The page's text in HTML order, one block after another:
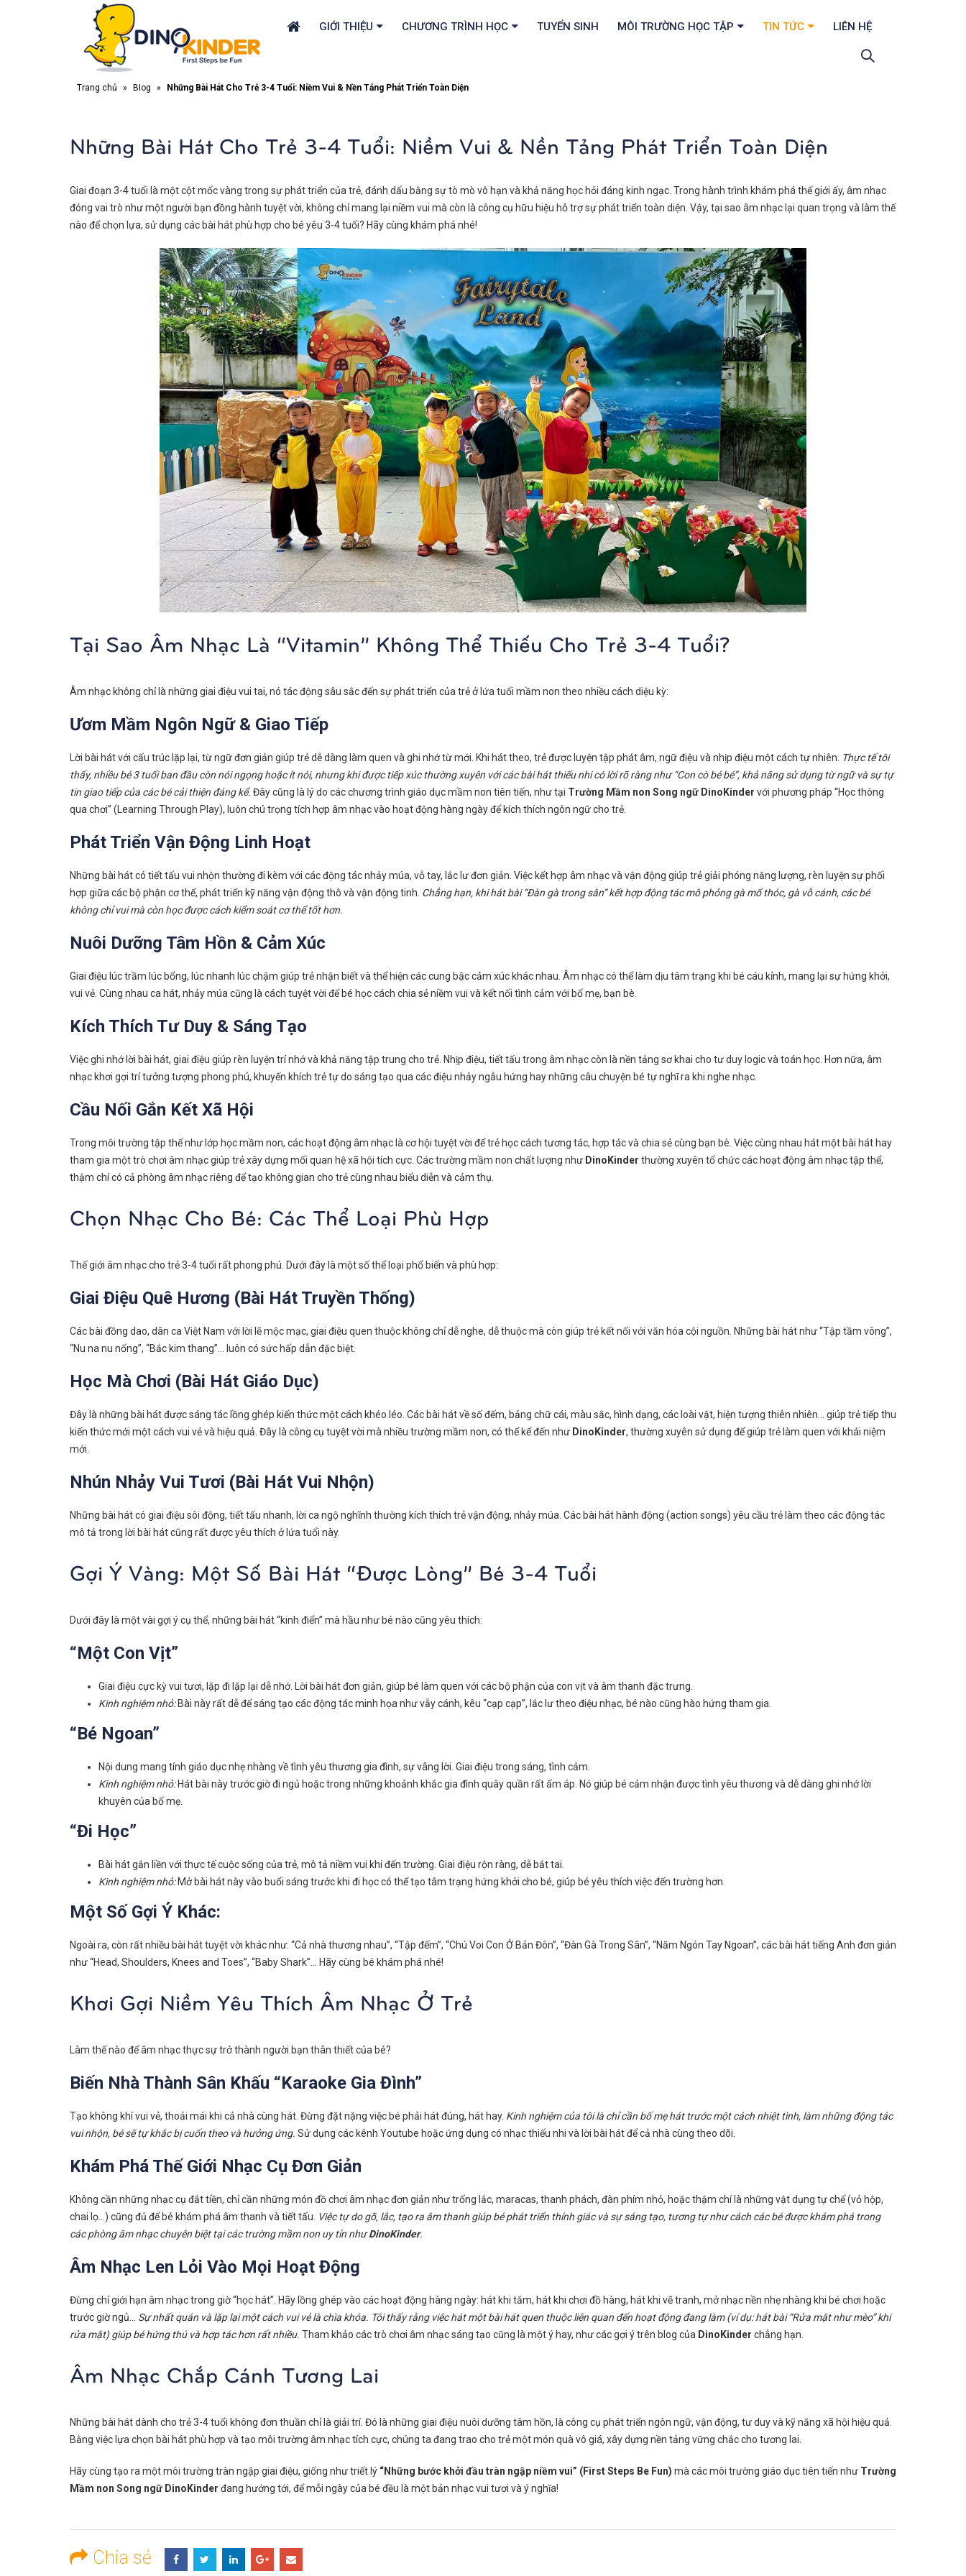
GIỚI THIỆU CHƯƠNG TRÌNH HỌC TUYỂN SINH MÔI TRƯỜNG HỌC TẬP TIN TỨC LIÊN HỆ
Trang chủ » Blog » Những Bài Hát Cho Trẻ 3-4 Tuổi: Niềm Vui & Nền Tảng Phát Triển Toàn Diện
Những Bài Hát Cho Trẻ 3-4 Tuổi: Niềm Vui & Nền Tảng Phát Triển Toàn Diện
Giai đoạn 3-4 tuổi là một cột mốc vàng trong sự phát triển của trẻ, đánh dấu bằng sự tò mò vô hạn và khả năng học hỏi đáng kinh ngạc. Trong hành trình khám phá thế giới ấy, âm nhạc
đóng vai trò như một người bạn đồng hành tuyệt vời, không chỉ mang lại niềm vui mà còn là công cụ hữu hiệu hỗ trợ sự phát triển toàn diện. Vậy, tại sao âm nhạc lại quan trọng và làm thế
nào để chọn lựa, sử dụng các bài hát phù hợp cho bé yêu 3-4 tuổi? Hãy cùng khám phá nhé!
Tại Sao Âm Nhạc Là “Vitamin” Không Thể Thiếu Cho Trẻ 3-4 Tuổi?
Âm nhạc không chỉ là những giai điệu vui tai, nó tác động sâu sắc đến sự phát triển của trẻ ở lứa tuổi mầm non theo nhiều cách diệu kỳ:
Ươm Mầm Ngôn Ngữ & Giao Tiếp
Lời bài hát với cấu trúc lặp lại, từ ngữ đơn giản giúp trẻ dễ dàng làm quen và ghi nhớ từ mới. Khi hát theo, trẻ được luyện tập phát âm, ngữ điệu và nhịp điệu một cách tự nhiên. Thực tế tôi
thấy, nhiều bé 3 tuổi ban đầu còn nói ngọng hoặc ít nói, nhưng khi được tiếp xúc thường xuyên với các bài hát thiếu nhi có lời rõ ràng như “Con cò bé bé”, khả năng sử dụng từ ngữ và sự tự
tin giao tiếp của các bé cải thiện đáng kể. Đây cũng là lý do các chương trình giáo dục mầm non tiên tiến, như tại Trường Mầm non Song ngữ DinoKinder với phương pháp “Học thông
qua chơi” (Learning Through Play), luôn chú trọng tích hợp âm nhạc vào hoạt động hàng ngày để kích thích ngôn ngữ cho trẻ.
Phát Triển Vận Động Linh Hoạt
Những bài hát có tiết tấu vui nhộn thường đi kèm với các động tác nhảy múa, vỗ tay, lắc lư đơn giản. Việc kết hợp âm nhạc và vận động giúp trẻ giải phóng năng lượng, rèn luyện sự phối
hợp giữa các bộ phận cơ thể, phát triển kỹ năng vận động thô và vận động tinh. Chẳng hạn, khi hát bài “Đàn gà trong sân” kết hợp động tác mô phỏng gà mổ thóc, gà vỗ cánh, các bé
không chỉ vui mà còn học được cách kiểm soát cơ thể tốt hơn.
Nuôi Dưỡng Tâm Hồn & Cảm Xúc
Giai điệu lúc trầm lúc bổng, lúc nhanh lúc chậm giúp trẻ nhận biết và thể hiện các cung bậc cảm xúc khác nhau. Âm nhạc có thể làm dịu tâm trạng khi bé cáu kỉnh, mang lại sự hứng khởi,
vui vẻ. Cùng nhau ca hát, nhảy múa cũng là cách tuyệt vời để bé học cách chia sẻ niềm vui và kết nối tình cảm với bố mẹ, bạn bè.
Kích Thích Tư Duy & Sáng Tạo
Việc ghi nhớ lời bài hát, giai điệu giúp rèn luyện trí nhớ và khả năng tập trung cho trẻ. Nhịp điệu, tiết tấu trong âm nhạc còn là nền tảng sơ khai cho tư duy logic và toán học. Hơn nữa, âm
nhạc khơi gợi trí tưởng tượng phong phú, khuyến khích trẻ tự do sáng tạo qua các điệu nhảy ngẫu hứng hay những câu chuyện bé tự nghĩ ra khi nghe nhạc.
Cầu Nối Gắn Kết Xã Hội
Trong môi trường tập thể như lớp học mầm non, các hoạt động âm nhạc là cơ hội tuyệt vời để trẻ học cách tương tác, hợp tác và chia sẻ cùng bạn bè. Việc cùng nhau hát một bài hát hay
tham gia một trò chơi âm nhạc giúp trẻ xây dựng mối quan hệ xã hội tích cực. Các trường mầm non chất lượng như DinoKinder thường xuyên tổ chức các hoạt động âm nhạc tập thể,
thậm chí có cả phòng âm nhạc riêng để tạo không gian cho trẻ cùng nhau biểu diễn và cảm thụ.
Chọn Nhạc Cho Bé: Các Thể Loại Phù Hợp
Thế giới âm nhạc cho trẻ 3-4 tuổi rất phong phú. Dưới đây là một số thể loại phổ biến và phù hợp:
Giai Điệu Quê Hương (Bài Hát Truyền Thống)
Các bài đồng dao, dân ca Việt Nam với lời lẽ mộc mạc, giai điệu quen thuộc không chỉ dễ nghe, dễ thuộc mà còn giúp trẻ kết nối với văn hóa cội nguồn. Những bài hát như “Tập tầm vông”,
“Nu na nu nống”, “Bắc kim thang”… luôn có sức hấp dẫn đặc biệt.
Học Mà Chơi (Bài Hát Giáo Dục)
Đây là những bài hát được sáng tác lồng ghép kiến thức một cách khéo léo. Các bài hát về số đếm, bảng chữ cái, màu sắc, hình dạng, các loài vật, hiện tượng thiên nhiên… giúp trẻ tiếp thu
kiến thức mới một cách vui vẻ và hiệu quả. Đây là công cụ tuyệt vời mà nhiều trường mầm non, có thể kể đến như DinoKinder, thường xuyên sử dụng để giúp trẻ làm quen với khái niệm
mới.
Nhún Nhảy Vui Tươi (Bài Hát Vui Nhộn)
Những bài hát có giai điệu sôi động, tiết tấu nhanh, lời ca ngộ nghĩnh thường kích thích trẻ vận động, nhảy múa. Các bài hát hành động (action songs) yêu cầu trẻ làm theo các động tác
mô tả trong lời bài hát cũng rất được yêu thích ở lứa tuổi này.
Gợi Ý Vàng: Một Số Bài Hát “Được Lòng” Bé 3-4 Tuổi
Dưới đây là một vài gợi ý cụ thể, những bài hát “kinh điển” mà hầu như bé nào cũng yêu thích:
“Một Con Vịt”
Giai điệu cực kỳ vui tươi, lặp đi lặp lại dễ nhớ. Lời bài hát đơn giản, giúp bé làm quen với các bộ phận của con vịt và âm thanh đặc trưng.
Kinh nghiệm nhỏ:Bài này rất dễ để sáng tạo các động tác minh họa như vẫy cánh, kêu “cạp cạp”, lắc lư theo điệu nhạc, bé nào cũng hào hứng tham gia.
“Bé Ngoan”
Nội dung mang tính giáo dục nhẹ nhàng về tình yêu thương gia đình, sự vâng lời. Giai điệu trong sáng, tình cảm.
Kinh nghiệm nhỏ:Hát bài này trước giờ đi ngủ hoặc trong những khoảnh khắc gia đình quây quần rất ấm áp. Nó giúp bé cảm nhận được tình yêu thương và dễ dàng ghi nhớ lời
khuyên của bố mẹ.
“Đi Học”
Bài hát gắn liền với thực tế cuộc sống của trẻ, mô tả niềm vui khi đến trường. Giai điệu rộn ràng, dễ bắt tai.
Kinh nghiệm nhỏ:Mở bài hát này vào buổi sáng trước khi đi học có thể tạo tâm trạng hứng khởi cho bé, giúp bé yêu thích việc đến trường hơn.
Một Số Gợi Ý Khác:
Ngoài ra, còn rất nhiều bài hát tuyệt vời khác như: “Cả nhà thương nhau”, “Tập đếm”, “Chú Voi Con Ở Bản Đôn”, “Đàn Gà Trong Sân”, “Năm Ngón Tay Ngoan”, các bài hát tiếng Anh đơn giản
như “Head, Shoulders, Knees and Toes”, “Baby Shark”… Hãy cùng bé khám phá nhé!
Khơi Gợi Niềm Yêu Thích Âm Nhạc Ở Trẻ
Làm thế nào để âm nhạc thực sự trở thành người bạn thân thiết của bé?
Biến Nhà Thành Sân Khấu “Karaoke Gia Đình”
Tạo không khí vui vẻ, thoải mái khi cả nhà cùng hát. Đừng đặt nặng việc bé phải hát đúng, hát hay. Kinh nghiệm của tôi là chỉ cần bố mẹ hát trước một cách nhiệt tình, làm những động tác
vui nhộn, bé sẽ tự khắc bị cuốn theo và hưởng ứng. Sử dụng các kênh Youtube hoặc ứng dụng có nhạc thiếu nhi và lời bài hát để cả nhà cùng theo dõi.
Khám Phá Thế Giới Nhạc Cụ Đơn Giản
Không cần những nhạc cụ đắt tiền, chỉ cần những món đồ chơi âm nhạc đơn giản như trống lắc, maracas, thanh phách, đàn phím nhỏ, hoặc thậm chí là những vật dụng tự chế (vỏ hộp,
chai lọ…) cũng đủ để bé khám phá âm thanh và tiết tấu. Việc tự do gõ, lắc, tạo ra âm thanh giúp bé phát triển thính giác và sự sáng tạo, tương tự như cách các bé được khám phá trong
các phòng âm nhạc chuyên biệt tại các trường mầm non uy tín nhưDinoKinder.
Âm Nhạc Len Lỏi Vào Mọi Hoạt Động
Đừng chỉ giới hạn âm nhạc trong giờ “học hát”. Hãy lồng ghép vào các hoạt động hàng ngày: hát khi tắm, hát khi chơi đồ hàng, hát khi vẽ tranh, mở nhạc nền nhẹ nhàng khi bé chơi hoặc
trước giờ ngủ… Sự nhất quán và lặp lại một cách vui vẻ là chìa khóa. Tôi thấy rằng việc hát một bài hát quen thuộc liên quan đến hoạt động đang làm (ví dụ: hát bài “Rửa mặt như mèo” khi
rửa mặt) giúp bé hứng thú và hợp tác hơn rất nhiều. Tham khảo các trò chơi âm nhạc sáng tạo cũng là một ý hay, như các gợi ý trên blog của DinoKinder chẳng hạn.
Âm Nhạc Chắp Cánh Tương Lai
Những bài hát dành cho trẻ 3-4 tuổi không đơn thuần chỉ là giải trí. Đó là những giai điệu nuôi dưỡng tâm hồn, là công cụ phát triển ngôn ngữ, vận động, tư duy và kỹ năng xã hội hiệu quả.
Bằng việc lựa chọn bài hát phù hợp và tạo môi trường âm nhạc tích cực, chúng ta đang trao cho trẻ một món quà vô giá, xây dựng nền tảng vững chắc cho tương lai.
Hãy cùng tạo ra một môi trường tràn ngập giai điệu, giống như triết lý “Những bước khởi đầu tràn ngập niềm vui” (First Steps Be Fun) mà các môi trường giáo dục tiên tiến như Trường
Mầm non Song ngữ DinoKinder đang hướng tới, để mỗi ngày của bé đều là một bản nhạc vui tươi và ý nghĩa!
Chia sẻ